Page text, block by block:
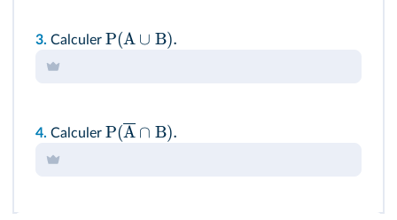
3. Calculer P(A ∪ B).
4. Calculer P(A ∩ B).